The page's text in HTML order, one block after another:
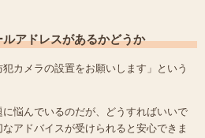
アドレスがあるかどうか
カメラの設置をお願いします」という
に悩んでいるのだが、どうすればいいで
アドバイスが受けられると安心できま